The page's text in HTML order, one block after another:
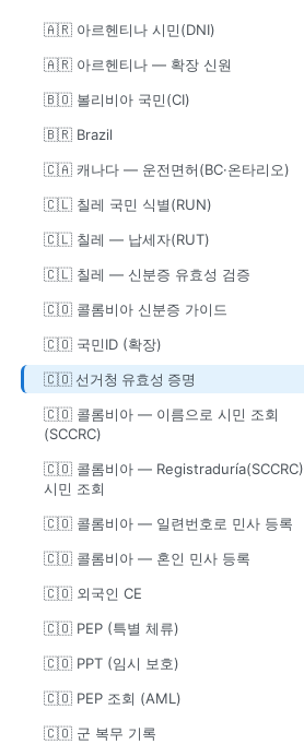
🇦🇷 아르헨티나 시민(DNI)
🇦🇷 아르헨티나 — 확장 신원
🇧🇴 볼리비아 국민(CI)
🇧🇷 Brazil
🇨🇦 캐나다 — 운전면허(BC·온타리오)
🇨🇱 칠레 국민 식별(RUN)
🇨🇱 칠레 — 납세자(RUT)
🇨🇱 칠레 — 신분증 유효성 검증
🇨🇴 콜롬비아 신분증 가이드
🇨🇴 국민ID (확장)
🇨🇴 선거청 유효성 증명
🇨🇴 콜롬비아 — 이름으로 시민 조회
(SCCRC)
🇨🇴 콜롬비아 — Registraduría(SCCRC)
시민 조회
🇨🇴 콜롬비아 — 일련번호로 민사 등록
🇨🇴 콜롬비아 — 혼인 민사 등록
🇨🇴 외국인 CE
🇨🇴 PEP (특별 체류)
🇨🇴 PPT (임시 보호)
🇨🇴 PEP 조회 (AML)
🇨🇴 군 복무 기록